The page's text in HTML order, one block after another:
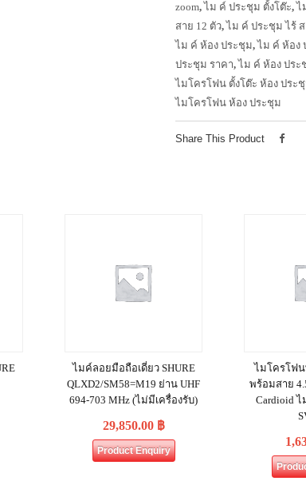
zoom,ไม ค์ ประชุม ตั้งโต๊ะ,ไ
สาย 12 ตัว,ไม ค์ ประชุม ไร้
ไม ค์ ห้อง ประชุม,ไม ค์ ห้อง
ประชุม ราคา,ไม ค์ ห้อง ปร
ไมโครโฟน ตั้งโต๊ะ ห้อง ประ
ไมโครโฟน ห้อง ประชุม
Share This Product
ไมค์ลอยมือถือเดี่ยว SHURE
QLXD2/SM58=M19 ย่าน UHF
694-703 MHz (ไม่มีเครื่องรับ)
29,850.00 ฿
Product Enquiry
ไมโครโฟ
พร้อมสาย
Cardioid ไ